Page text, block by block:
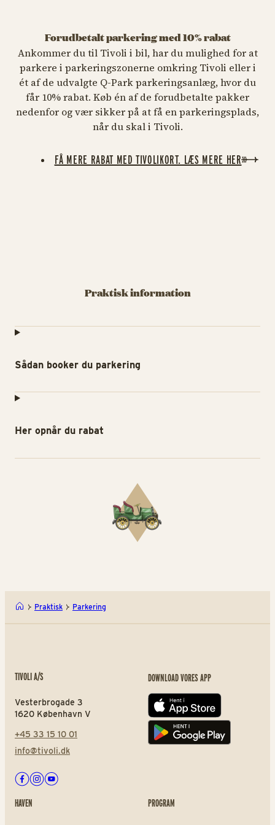
Forudbetalt parkering med 10% rabat
Ankommer du til Tivoli i bil, har du mulighed for at
parkere i parkeringszonerne omkring Tivoli eller i
ét af de udvalgte Q-Park parkeringsanlæg, hvor du
får 10% rabat. Køb én af de forudbetalte pakker
nedenfor og vær sikker på at få en parkeringsplads,
når du skal i Tivoli.
FÅ MERE RABAT MED TIVOLIKORT. LÆS MERE HER
3-timers
parkering
6-timers
parkering
PRIS FRA 254 KR.
Praktisk information
Sådan booker du parkering
Her opnår du rabat
Praktisk Parkering
TIVOLI A/S
Vesterbrogade 3
1620 København V
+45 33 15 10 01
info@tivoli.dk
Facebook
Instagram
Youtube
DOWNLOAD VORES APP
App store
Play store
HAVEN PROGRAM